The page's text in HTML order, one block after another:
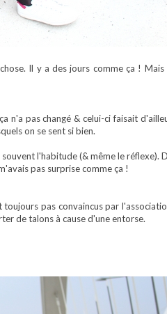
Il y a des jours comme ça ! Mais
n'a pas changé & celui-ci faisait
on se sent si bien.
l'habitude (& même le réflexe).
pas surprise comme ça !
pas convaincus par
de talons à cause d'une entorse.